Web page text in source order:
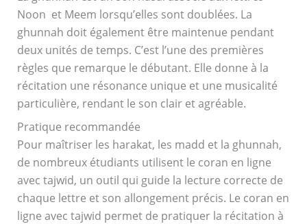
Noon et Meem lorsqu’elles sont doublées. La
ghunnah doit également être maintenue pendant
deux unités de temps. C’est l’une des premières
règles que remarque le débutant. Elle donne à la
récitation une résonance unique et une musicalité
particulière, rendant le son clair et agréable.
Pratique recommandée
Pour maîtriser les harakat, les madd et la ghunnah,
de nombreux étudiants utilisent le coran en ligne
avec tajwid, un outil qui guide la lecture correcte de
chaque lettre et son allongement précis. Le coran en
ligne avec tajwid permet de pratiquer la récitation à